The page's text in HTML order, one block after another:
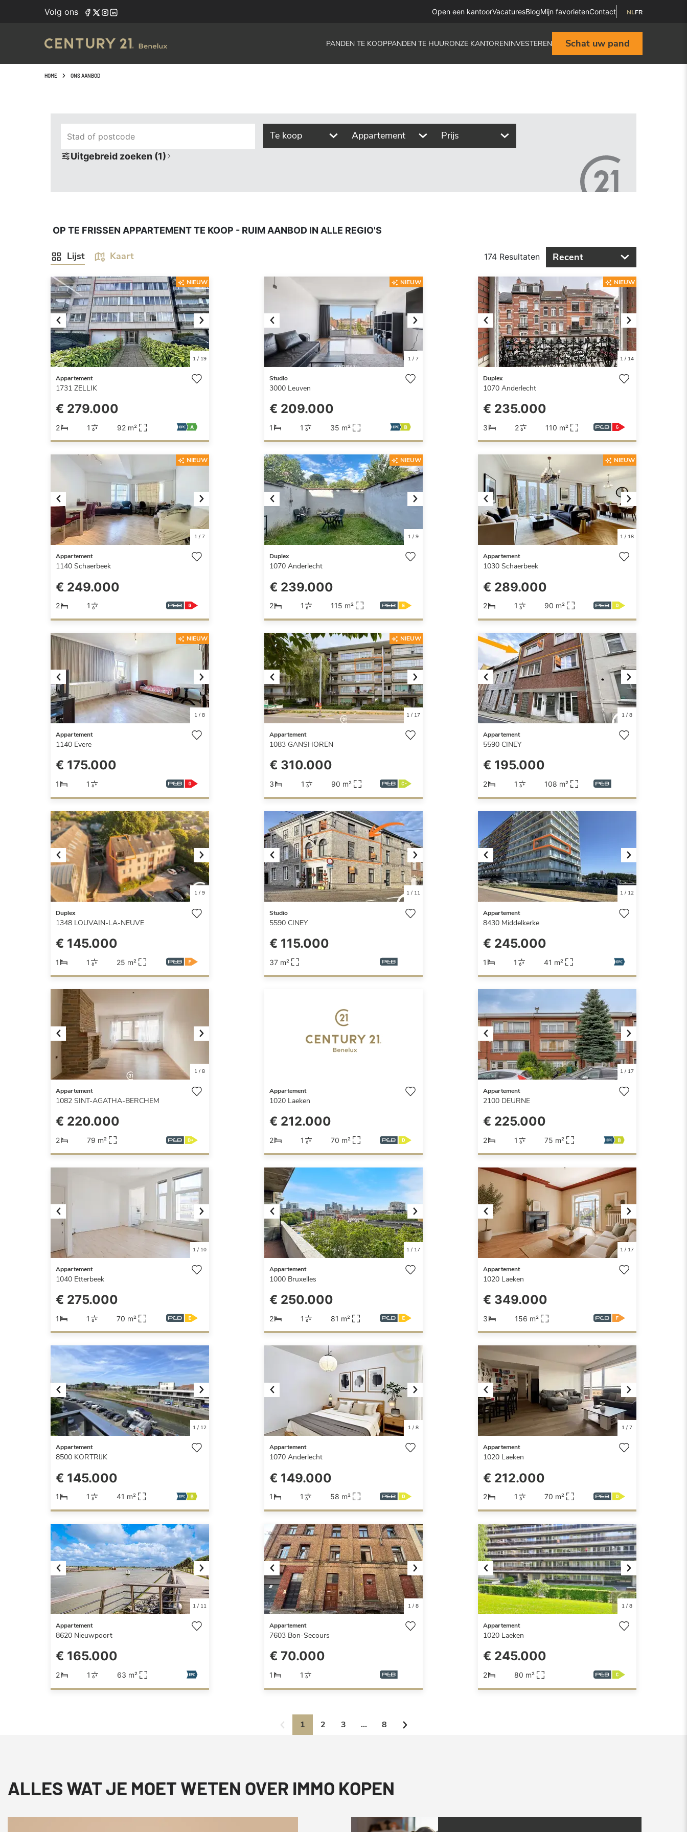
Volg ons Open een kantoorVacaturesBlogMijn favorietenContact NLFR
PANDEN TE KOOPPANDEN TE HUURONZE KANTORENINVESTEREN Schat uw pand
HOME ONS AANBOD
Stad of postcode Te koop Appartement Prijs
Uitgebreid zoeken (1)
OP TE FRISSEN APPARTEMENT TE KOOP - RUIM AANBOD IN ALLE REGIO'S
Lijst Kaart 174 Resultaten Recent
Previous Next
1/ 19
NIEUW
Appartement
1731 ZELLIK
€ 279.000
2 1 92 m²
Previous Next
1/ 7
NIEUW
Studio
3000 Leuven
€ 209.000
1 1 35 m²
Previous Next
1/ 14
NIEUW
Duplex
1070 Anderlecht
€ 235.000
3 2 110 m²
Previous Next
1/ 7
NIEUW
Appartement
1140 Schaerbeek
€ 249.000
2 1
Previous Next
1/ 9
NIEUW
Duplex
1070 Anderlecht
€ 239.000
2 1 115 m²
Previous Next
1/ 18
NIEUW
Appartement
1030 Schaerbeek
€ 289.000
2 1 90 m²
Previous Next
1/ 8
NIEUW
Appartement
1140 Evere
€ 175.000
1 1
Previous Next
1/ 17
NIEUW
Appartement
1083 GANSHOREN
€ 310.000
3 1 90 m²
Previous Next
1/ 8
Appartement
5590 CINEY
€ 195.000
2 1 108 m²
Previous Next
1/ 9
Duplex
1348 LOUVAIN-LA-NEUVE
€ 145.000
1 1 25 m²
Previous Next
1/ 11
Studio
5590 CINEY
€ 115.000
37 m²
Previous Next
1/ 12
Appartement
8430 Middelkerke
€ 245.000
1 1 41 m²
Previous Next
1/ 8
Appartement
1082 SINT-AGATHA-BERCHEM
€ 220.000
2 79 m²
Appartement
1020 Laeken
€ 212.000
2 1 70 m²
Previous Next
1/ 17
Appartement
2100 DEURNE
€ 225.000
2 1 75 m²
Previous Next
1/ 10
Appartement
1040 Etterbeek
€ 275.000
1 1 70 m²
Previous Next
1/ 17
Appartement
1000 Bruxelles
€ 250.000
2 1 81 m²
Previous Next
1/ 17
Appartement
1020 Laeken
€ 349.000
3 156 m²
Previous Next
1/ 12
Appartement
8500 KORTRIJK
€ 145.000
1 1 41 m²
Previous Next
1/ 8
Appartement
1070 Anderlecht
€ 149.000
1 1 58 m²
Previous Next
1/ 7
Appartement
1020 Laeken
€ 212.000
2 1 70 m²
Previous Next
1/ 11
Appartement
8620 Nieuwpoort
€ 165.000
2 1 63 m²
Previous Next
1/ 8
Appartement
7603 Bon-Secours
€ 70.000
1 1
Previous Next
1/ 8
Appartement
1020 Laeken
€ 245.000
2 80 m²
1 2 3 ... 8
ALLES WAT JE MOET WETEN OVER IMMO KOPEN
Navigated to Op te frissen appartement te koop - ruim aanbod in alle regio's